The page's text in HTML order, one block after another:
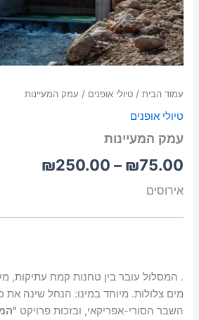
עמוד הבית /טיולי אופנים / עמק המעיינות
טיולי אופנים
עמק המעיינות
₪75.00
–
₪250.00
אירוסים
. המסלול עובר בין טחנות קמח עתיקות,
מים צלולות. מיוחד במינו: הנחל שינה את
השבר הסורי-אפריקאי, ובזכות פרויקט